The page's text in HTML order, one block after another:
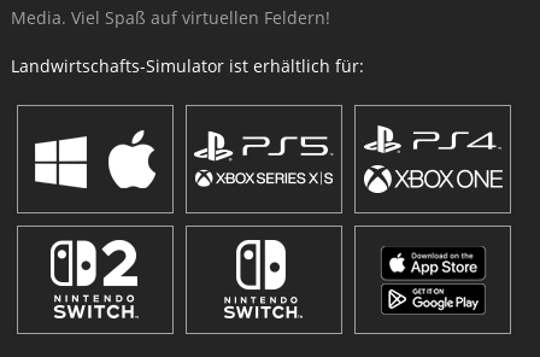
Media. Viel Spaß auf virtuellen Feldern!
Landwirtschafts-Simulator ist erhältlich für: